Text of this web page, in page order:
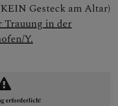
Gesteck am Altar)
in der
Y.
erforderlich!